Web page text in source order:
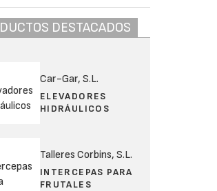
DESTACADOS
Car-Gar, S.L.
ELEVADORES
HIDRÁULICOS
Talleres Corbins, S.L.
INTERCEPAS PARA
FRUTALES